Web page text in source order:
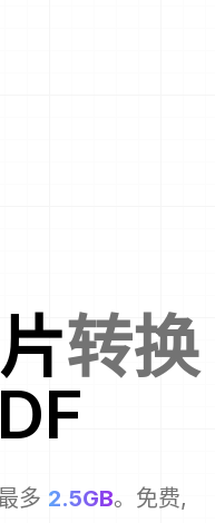
转换
多 2.5GB。免费,